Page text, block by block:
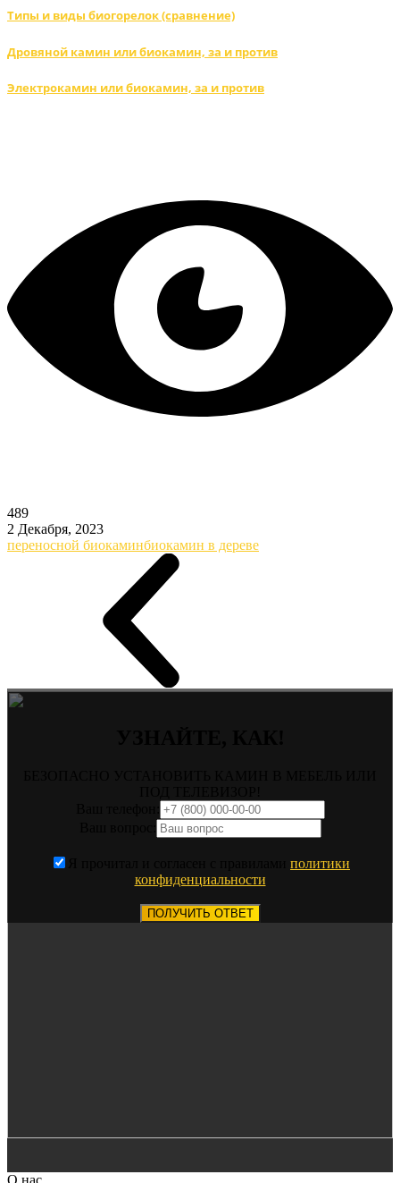
Типы и виды биогорелок (сравнение)
Дровяной камин или биокамин, за и против
Электрокамин или биокамин, за и против
489
2 Декабря, 2023
переносной биокаминбиокамин в дереве
политики
конфиденциальности
ПОЛУЧИТЬ ОТВЕТ
О нас